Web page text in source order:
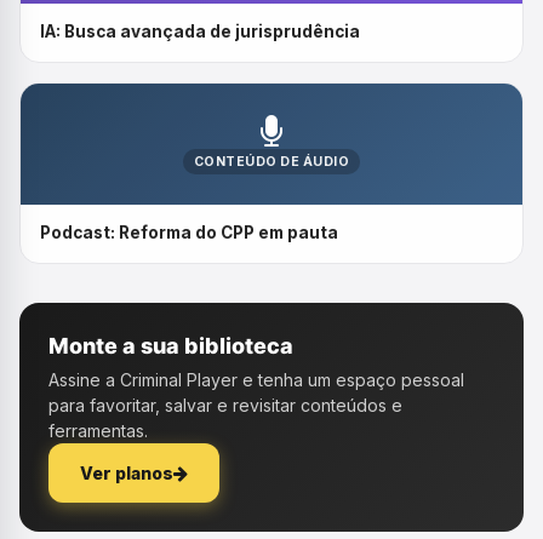
IA: Busca avançada de jurisprudência
CONTEÚDO DE ÁUDIO
Podcast: Reforma do CPP em pauta
Monte a sua biblioteca
Assine a Criminal Player e tenha um espaço pessoal
para favoritar, salvar e revisitar conteúdos e
ferramentas.
Ver planos